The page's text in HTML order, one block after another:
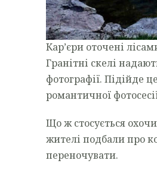
Кар’єри оточені
Гранітні скелі
фотографії. Підійде
романтичної
Що ж стосується
жителі подбали про
переночувати.